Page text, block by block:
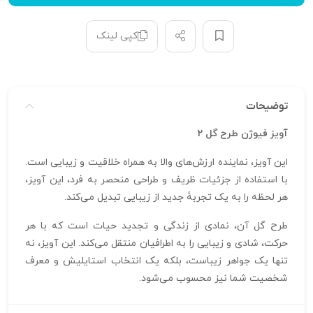
کپی لینک
توضیحات
آویز فیوژن طرح گل 2
این آویز، نماینده‌ ارزش‌های والا به همراه خلاقیت و زیبایی است.
با استفاده از جزئیات ظریف و طراحی منحصر به فرد، این آویز،
هر لحظه را به یک تجربهٔ جدید از زیبایی تبدیل می‌کند.
طرح گل آن، نمادی از زندگی و تجدید حیات است که با هر
حرکت، شادی و زیبایی را به اطرافیان منتقل می‌کند. این آویز، نه
تنها یک جواهر زیباست، بلکه یک انتخاب استایلیش و معرف
شخصیت شما نیز محسوب می‌شود.